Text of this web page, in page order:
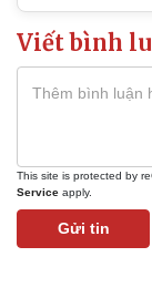
Doanh nghiệp 24h
Doanh nhân
Vì cộng đồng
Viết bình
This site is protected by
Service apply.
Gửi tin